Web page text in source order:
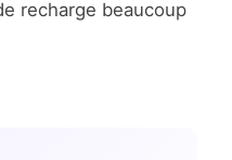
recharge beaucoup